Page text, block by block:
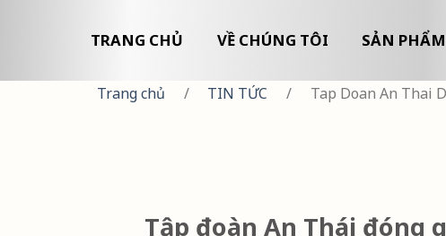
TRANG CHỦ VỀ CHÚNG TÔI SẢN
Trang chủ / TIN TỨC / Tap Doan An Thai
Tập đoàn An Thái đóng